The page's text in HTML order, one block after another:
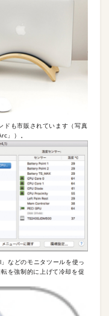
ドも市販されています（写真
」）。
などのモニタツールを使っ
を強制的に上げて冷却を促